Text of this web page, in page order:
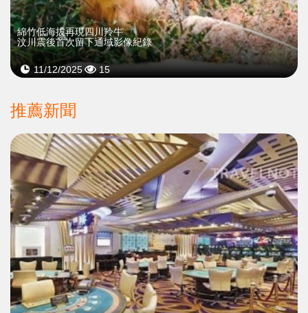
綿竹低海拔再現四川羚牛
汶川震後首次留下通域影像紀錄
11/12/2025 15
推薦新聞